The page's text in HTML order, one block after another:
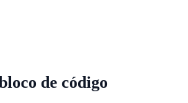
de código